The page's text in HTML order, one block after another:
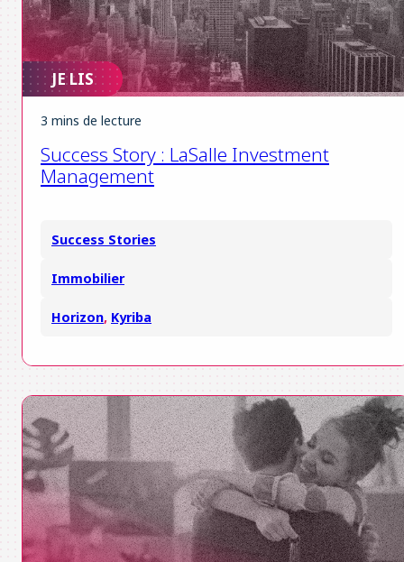
JE LIS
3 mins de lecture
Success Story : LaSalle Investment
Management
Success Stories
Immobilier
Horizon, Kyriba